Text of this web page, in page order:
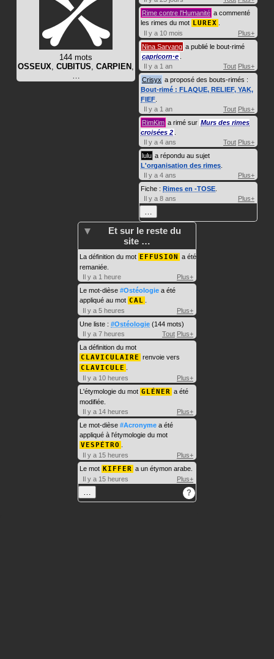
144 mots
OSSEUX, CUBITUS, CARPIEN ,
…
Rime contre l'Humanité a commenté
les rimes du mot LUREX .
Il y a 10 mois
Plus+
Nina Sarvang a publié le bout-rimé
capricorn·e .
Il y a 1 an
Tout Plus+
Crisyx a proposé des bouts-rimés :
Bout-rimé : FLAQUE, RELIEF, YAK,
FIEF.
Il y a 1 an
Tout Plus+
RimKim a rimé sur Murs des rimes
croisées 2 .
Il y a 4 ans
Tout Plus+
lulu a répondu au sujet
L'organisation des rimes.
Il y a 4 ans
Plus+
Fiche : Rimes en -TOSE.
Il y a 8 ans
Plus+
…
Et sur le reste du
site …
La définition du mot EFFUSION
a été
remaniée.
Il y a 1 heure
Plus+
Le mot-dièse #Ostéologie a été
appliqué au mot CAL .
Il y a 5 heures
Plus+
Une liste : #Ostéologie (144 mots)
Il y a 7 heures
Tout Plus+
La définition du mot
CLAVICULAIRE renvoie vers
CLAVICULE .
Il y a 10 heures
Plus+
L'étymologie du mot GLÉNER a été
modifiée.
Il y a 14 heures
Plus+
Le mot-dièse #Acronyme a été
appliqué à l'étymologie du mot
VESPÉTRO .
Il y a 15 heures
Plus+
Le mot KIFFER a un étymon arabe.
Il y a 15 heures
Plus+
… ?